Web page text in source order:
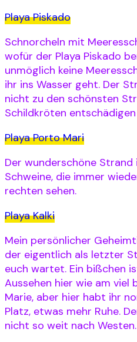
Playa Piskado
Schnorcheln mit
wofür der Playa Piskado
unmöglich keine
ihr ins Wasser geht. Der
nicht zu den schönsten
Schildkröten
Playa Porto Mari
Der wunderschöne
Schweine, die immer
rechten sehen.
Playa Kalki
Mein persönlicher
der eigentlich als letzter
euch wartet. Ein bißchen
Aussehen hier wie am viel
Marie, aber hier habt ihr
Platz, etwas mehr Ruhe.
nicht so weit nach